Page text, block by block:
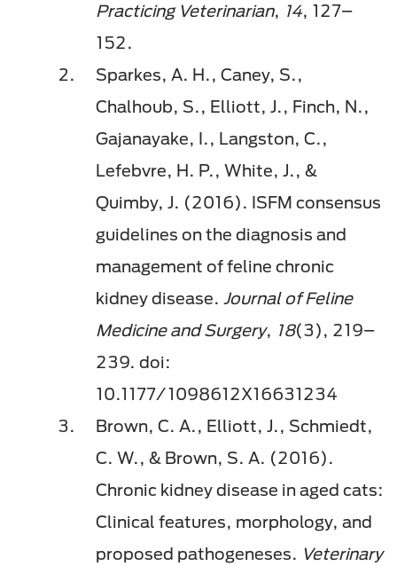
Practicing Veterinarian, 14, 127–
152.
Sparkes, A. H., Caney, S.,
Chalhoub, S., Elliott, J., Finch, N.,
Gajanayake, I., Langston, C.,
Lefebvre, H. P., White, J., &
Quimby, J. (2016). ISFM consensus
guidelines on the diagnosis and
management of feline chronic
kidney disease. Journal of Feline
Medicine and Surgery, 18(3), 219–
239. doi:
10.1177/1098612X16631234
Brown, C. A., Elliott, J., Schmiedt,
C. W., & Brown, S. A. (2016).
Chronic kidney disease in aged cats:
Clinical features, morphology, and
proposed pathogeneses. Veterinary